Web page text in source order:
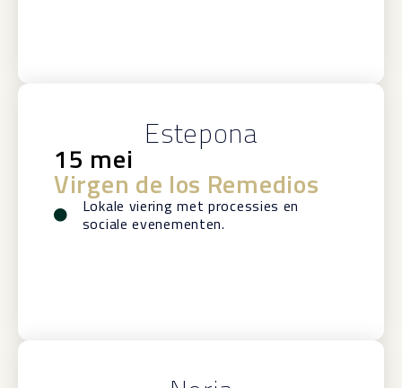
Estepona
15 mei
Virgen de los Remedios
Lokale viering met processies en
sociale evenementen.